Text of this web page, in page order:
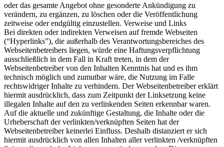
oder das gesamte Angebot ohne gesonderte Ankündigung zu
verändern, zu ergänzen, zu löschen oder die Veröffentlichung
zeitweise oder endgültig einzustellen. Verweise und Links
Bei direkten oder indirekten Verweisen auf fremde Webseiten
(“Hyperlinks”), die außerhalb des Verantwortungsbereiches des
Webseitenbetreibers liegen, würde eine Haftungsverpflichtung
ausschließlich in dem Fall in Kraft treten, in dem der
Webseitenbetreiber von den Inhalten Kenntnis hat und es ihm
technisch möglich und zumutbar wäre, die Nutzung im Falle
rechtswidriger Inhalte zu verhindern. Der Webseitenbetreiber erklärt
hiermit ausdrücklich, dass zum Zeitpunkt der Linksetzung keine
illegalen Inhalte auf den zu verlinkenden Seiten erkennbar waren.
Auf die aktuelle und zukünftige Gestaltung, die Inhalte oder die
Urheberschaft der verlinkten/verknüpften Seiten hat der
Webseitenbetreiber keinerlei Einfluss. Deshalb distanziert er sich
hiermit ausdrücklich von allen Inhalten aller verlinkten /verknüpften